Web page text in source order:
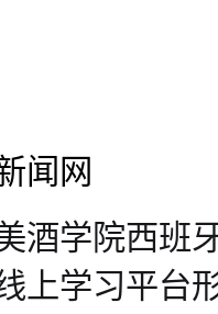
闻网
酒学院西班
上学习平台